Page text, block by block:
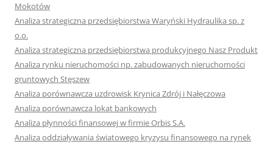
Mokotów
Analiza strategiczna przedsiębiorstwa Waryński Hydraulika sp. z
o.o.
Analiza strategiczna przedsiębiorstwa produkcyjnego Nasz Produkt
Analiza rynku nieruchomości np. zabudowanych nieruchomości
gruntowych Stęszew
Analiza porównawcza uzdrowisk Krynica Zdrój i Nałęczowa
Analiza porównawcza lokat bankowych
Analiza płynności finansowej w firmie Orbis S.A.
Analiza oddziaływania światowego kryzysu finansowego na rynek